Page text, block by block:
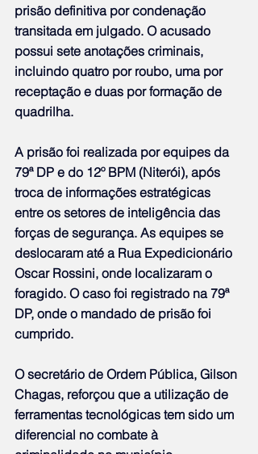
prisão definitiva por condenação
transitada em julgado. O acusado
possui sete anotações criminais,
incluindo quatro por roubo, uma por
receptação e duas por formação de
quadrilha.
A prisão foi realizada por equipes da
79ª DP e do 12º BPM (Niterói), após
troca de informações estratégicas
entre os setores de inteligência das
forças de segurança. As equipes se
deslocaram até a Rua Expedicionário
Oscar Rossini, onde localizaram o
foragido. O caso foi registrado na 79ª
DP, onde o mandado de prisão foi
cumprido.
O secretário de Ordem Pública, Gilson
Chagas, reforçou que a utilização de
ferramentas tecnológicas tem sido um
diferencial no combate à